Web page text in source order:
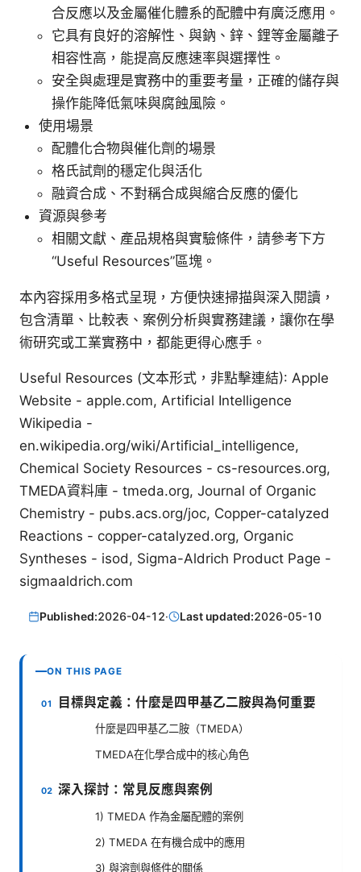
合反應以及金屬催化體系的配體中有廣泛應用。
它具有良好的溶解性、與鈉、鋅、鋰等金屬離子
相容性高，能提高反應速率與選擇性。
安全與處理是實務中的重要考量，正確的儲存與
操作能降低氣味與腐蝕風險。
使用場景
配體化合物與催化劑的場景
格氏試劑的穩定化與活化
融資合成、不對稱合成與縮合反應的優化
資源與參考
相關文獻、產品規格與實驗條件，請參考下方
“Useful Resources”區塊。
本內容採用多格式呈現，方便快速掃描與深入閱讀，
包含清單、比較表、案例分析與實務建議，讓你在學
術研究或工業實務中，都能更得心應手。
Useful Resources (文本形式，非點擊連結): Apple
Website - apple.com, Artificial Intelligence
Wikipedia -
en.wikipedia.org/wiki/Artificial_intelligence,
Chemical Society Resources - cs-resources.org,
TMEDA資料庫 - tmeda.org, Journal of Organic
Chemistry - pubs.acs.org/joc, Copper-catalyzed
Reactions - copper-catalyzed.org, Organic
Syntheses - isod, Sigma-Aldrich Product Page -
sigmaaldrich.com
Published:2026-04-12· Last updated:2026-05-10
ON THIS PAGE
目標與定義：什麼是四甲基乙二胺與為何重要
什麼是四甲基乙二胺（TMEDA）
TMEDA在化學合成中的核心角色
深入探討：常見反應與案例
1) TMEDA 作為金屬配體的案例
2) TMEDA 在有機合成中的應用
3) 與溶劑與條件的關係